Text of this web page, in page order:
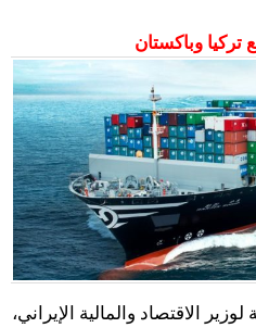
تركيا وباكستان
الاقتصاد والمالية الإيراني،